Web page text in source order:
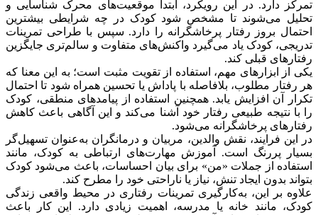
تمرکز دارد. در این رویکرد، ابتدا موقعیت‌های محرک شناسایی و
تحلیل می‌شوند تا مشخص شود کودک در چه شرایطی بیشترین
احتمال بروز رفتار پرخاشگرانه را دارد. سپس با طراحی تمرینات
تدریجی، کودک یاد می‌گیرد واکنش‌های متفاوت و سالم‌تری جایگزین
رفتارهای قبلی کند.
یکی از ابزارهای مهم، استفاده از تقویت مثبت است؛ به این معنا که
هر رفتار مطلوب، بلافاصله با پاداش یا تحسین همراه شود تا احتمال
تکرار آن افزایش یابد. همچنین استفاده از پیامدهای منطقی، کودک
را با نتیجه طبیعی رفتار خود آشنا می‌کند و این آگاهی باعث کاهش
رفتارهای پرخاشگرانه می‌شود.
در این فرایند، نقش والدین، مربیان و درمانگران به‌عنوان تسهیل‌گر
بسیار پررنگ است. آموزش مهارت‌های ارتباطی به کودک، مانند
استفاده از جملات «من» برای بیان احساسات، باعث می‌شود کودک
بتواند بدون ایجاد تنش، نیاز یا ناراحتی خود را مطرح کند.
علاوه بر این، به‌کارگیری تمرینات رفتاری در محیط واقعی زندگی
کودک، مانند خانه یا مدرسه، اهمیت زیادی دارد. این کار باعث